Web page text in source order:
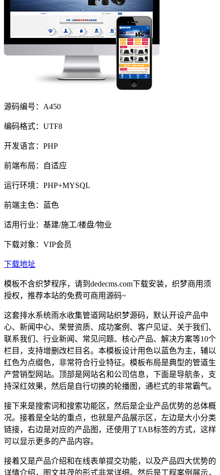
源码编号：A450
编码格式：UTF8
开发语言：PHP
前端布局：自适应
运行环境：PHP+MYSQL
前端主色：蓝色
适用行业：基建/施工/楼盘/物业
下载对象：VIP会员
下载地址
模板不含织梦程序，请到dedecms.com下载安装，织梦商用须
授权，推荐本站的免费可商用源码~
这套排水系统雨水收集管道网站织梦源码，默认开设产品中
心、新闻中心、荣誉资质、成功案例、客户见证、关于我们、
联系我们、行业新闻、常见问题、核心产品、解决方案等10个
栏目，支持增删改栏目名。本模板设计用色以蓝色为主，辅以
红色为点缀色，非常符合行业特征。模板布局是典型的管道生
产营销型网站。顶部是网站名和公司信息，下面是导航条，支
持深红效果，然后是自行切换的轮播图，通栏式的非常霸气。
接下来是搜索词和搜索功能区，然后是企业产品优势的总体概
况。接着是全站的重点，也就是产品展示区，左边是大小分类
链接，右边是对应的产品图，还使用了TAB标签的方式，这样
可以显示更多的产品内容。
接着又是产品介绍和在线表单提交功能，以及产品四大优势的
详情介绍，图文并茂的形式非常详细。然后是工程案例展示，